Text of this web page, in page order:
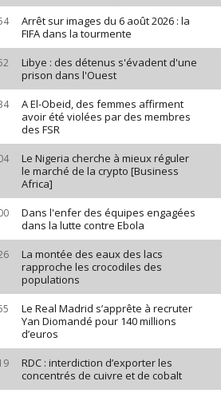
Arrêt sur images du 6 août 2026 : la
FIFA dans la tourmente
Libye : des détenus s'évadent d'une
prison dans l'Ouest
A El-Obeid, des femmes affirment
avoir été violées par des membres
des FSR
Le Nigeria cherche à mieux réguler
le marché de la crypto [Business
Africa]
Dans l'enfer des équipes engagées
dans la lutte contre Ebola
La montée des eaux des lacs
rapproche les crocodiles des
populations
Le Real Madrid s’apprête à recruter
Yan Diomandé pour 140 millions
d’euros
RDC : interdiction d’exporter les
concentrés de cuivre et de cobalt